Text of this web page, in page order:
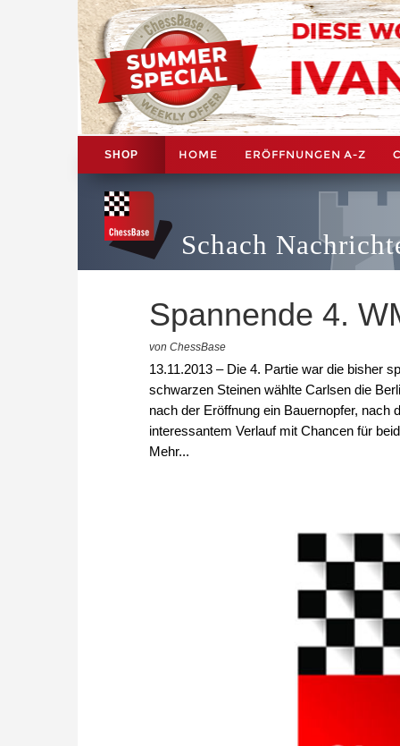
SHOP HOME ERÖFFNUNGEN A-Z
Schach
Spannende 4.
von ChessBase
13.11.2013 – Die 4. Partie war die bisher
schwarzen Steinen wählte Carlsen die
nach der Eröffnung ein Bauernopfer,
interessantem Verlauf mit Chancen für
Mehr...